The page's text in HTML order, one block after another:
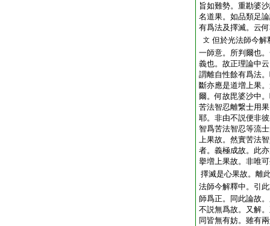
旨如難勢。重勘婆
名道果。如品類足
有爲法及擇滅。云
文 但於光法師今解
一師意。所判爾也
義也。故正理論中
謂離自性餘有爲法
斷亦應是道増上果
爾。何故毘婆沙中
苦法智忍離繋士用
耶。非由不説便非
智爲苦法智忍等流
上果故。然實苦法
者。義極成故。此
擧増上果故。非唯
擇滅是心果故。離
法師今解釋中。引
師爲正。同此論故
不説無爲故。又解
同皆無有妨。雖有